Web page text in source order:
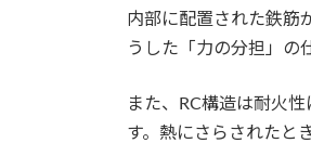
内部に配置された鉄筋
うした「力の分担」の
また、RC構造は耐火
す。熱にさらされたと